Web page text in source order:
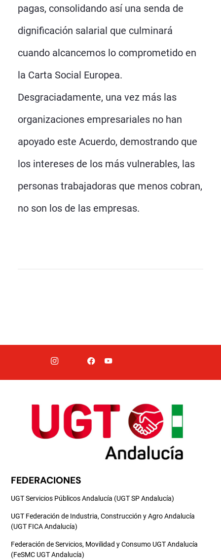
pagas, consolidando así una senda de
dignificación salarial que culminará
cuando alcancemos lo comprometido en
la Carta Social Europea.
Desgraciadamente, una vez más las
organizaciones empresariales no han
apoyado este Acuerdo, demostrando que
los intereses de los más vulnerables, las
personas trabajadoras que menos cobran,
no son los de las empresas.
FEDERACIONES
UGT Servicios Públicos Andalucía (UGT SP Andalucía)
UGT Federación de Industria, Construcción y Agro Andalucía
(UGT FICA Andalucía)
Federación de Servicios, Movilidad y Consumo UGT Andalucía
(FeSMC UGT Andalucía)